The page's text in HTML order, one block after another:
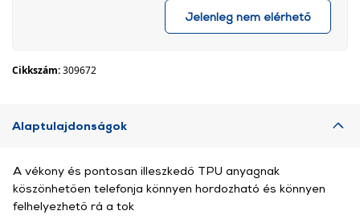
Jelenleg nem elérhető
Cikkszám:309672
Alaptulajdonságok
A vékony és pontosan illeszkedő TPU anyagnak
köszönhetően telefonja könnyen hordozható és könnyen
felhelyezhető rá a tok